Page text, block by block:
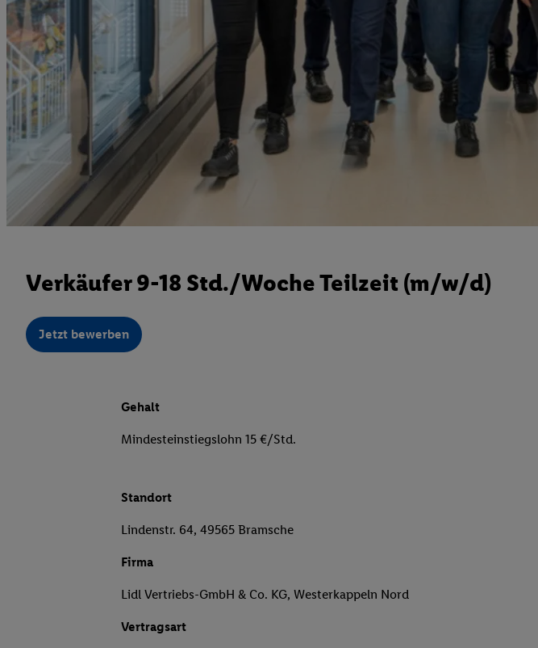
Verkäufer 9-18 Std./Woche Teilzeit (m/w/d)
Jetzt bewerben
Gehalt
Mindesteinstiegslohn 15 €/Std.
Standort
Lindenstr. 64, 49565 Bramsche
Firma
Lidl Vertriebs-GmbH & Co. KG, Westerkappeln Nord
Vertragsart